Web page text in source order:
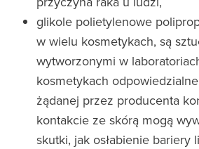
glikole polietylenowe
w wielu kosmetykach, są
wytworzonymi w
kosmetykach
żądanej przez producenta
kontakcie ze skórą mogą
skutki, jak osłabienie bariery